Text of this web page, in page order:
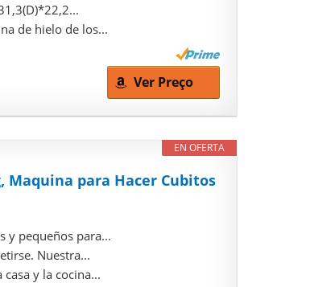
de hielo de los...
Ver Preço
EN OFERTA
Maquina para Hacer Cubitos
y pequeños para...
Nuestra...
casa y la cocina...